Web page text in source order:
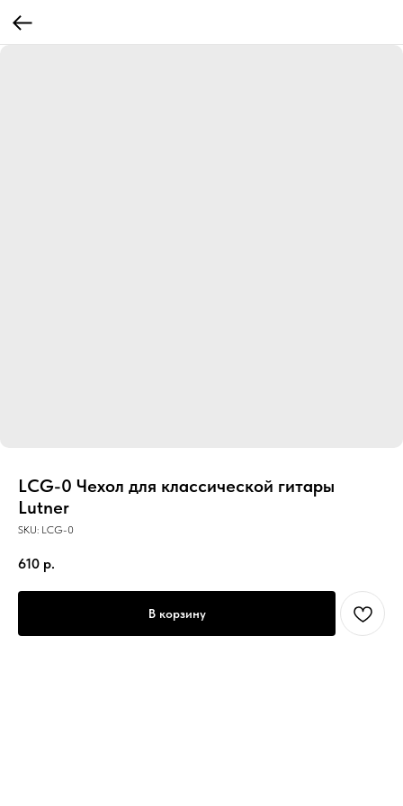
LCG-0 Чехол для классической гитары
Lutner
SKU: LCG-0
610 р.
В корзину